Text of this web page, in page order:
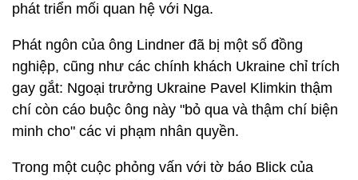
phát triển mối quan hệ với Nga.
Phát ngôn của ông Lindner đã bị một số đồng
nghiệp, cũng như các chính khách Ukraine chỉ trích
gay gắt: Ngoại trưởng Ukraine Pavel Klimkin thậm
chí còn cáo buộc ông này "bỏ qua và thậm chí biện
minh cho" các vi phạm nhân quyền.
Trong một cuộc phỏng vấn với tờ báo Blick của